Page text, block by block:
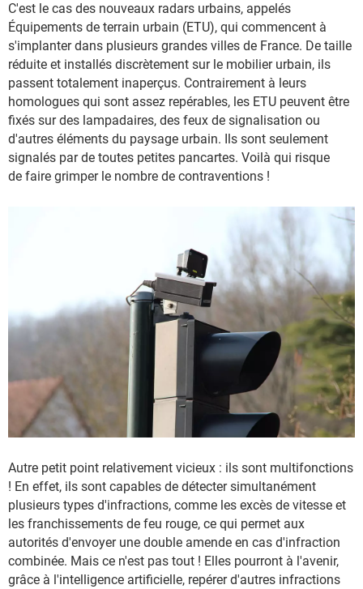
C'est le cas des nouveaux radars urbains, appelés
Équipements de terrain urbain (ETU), qui commencent à
s'implanter dans plusieurs grandes villes de France. De taille
réduite et installés discrètement sur le mobilier urbain, ils
passent totalement inaperçus. Contrairement à leurs
homologues qui sont assez repérables, les ETU peuvent être
fixés sur des lampadaires, des feux de signalisation ou
d'autres éléments du paysage urbain. Ils sont seulement
signalés par de toutes petites pancartes. Voilà qui risque
de faire grimper le nombre de contraventions !
Autre petit point relativement vicieux : ils sont multifonctions
! En effet, ils sont capables de détecter simultanément
plusieurs types d'infractions, comme les excès de vitesse et
les franchissements de feu rouge, ce qui permet aux
autorités d'envoyer une double amende en cas d'infraction
combinée. Mais ce n'est pas tout ! Elles pourront à l'avenir,
grâce à l'intelligence artificielle, repérer d'autres infractions